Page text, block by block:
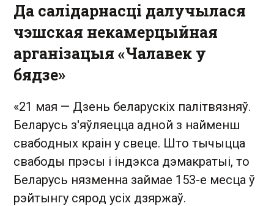
Да салідарнасці далучылася
чэшская некамерцыйная
арганізацыя «Чалавек у
бядзе»
«21 мая — Дзень беларускіх палітвязняў.
Беларусь з'яўляецца адной з найменш
свабодных краін у свеце. Што тычыцца
свабоды прэсы і індэкса дэмакратыі, то
Беларусь нязменна займае 153-е месца ў
рэйтынгу сярод усіх дзяржаў.